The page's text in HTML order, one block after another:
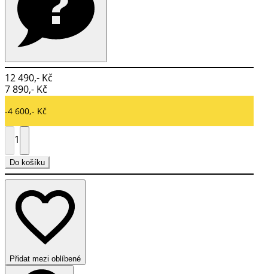
12 490,- Kč
7 890,- Kč
-4 600,- Kč
1
Do košíku
Přidat mezi oblíbené